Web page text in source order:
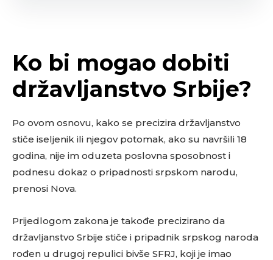
Ko bi mogao dobiti
državljanstvo Srbije?
Po ovom osnovu, kako se precizira državljanstvo
stiče iseljenik ili njegov potomak, ako su navršili 18
godina, nije im oduzeta poslovna sposobnost i
podnesu dokaz o pripadnosti srpskom narodu,
prenosi Nova.
Prijedlogom zakona je takođe precizirano da
državljanstvo Srbije stiče i pripadnik srpskog naroda
rođen u drugoj repulici bivše SFRJ, koji je imao